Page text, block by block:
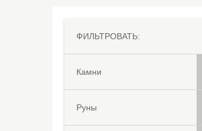
ФИЛЬТРОВАТЬ:
Камни
Руны